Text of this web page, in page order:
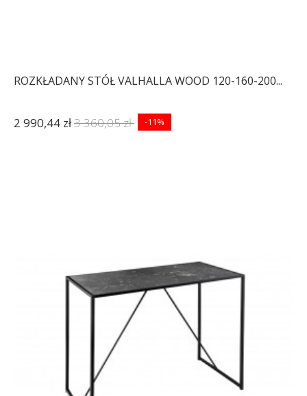
ROZKŁADANY STÓŁ VALHALLA WOOD 120-160-200...
2 990,44 zł3 360,05 zł -11%